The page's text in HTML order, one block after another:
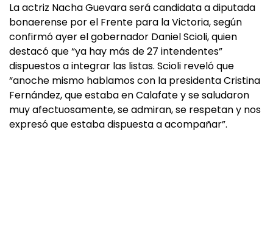
La actriz Nacha Guevara será candidata a diputada
bonaerense por el Frente para la Victoria, según
confirmó ayer el gobernador Daniel Scioli, quien
destacó que “ya hay más de 27 intendentes”
dispuestos a integrar las listas. Scioli reveló que
“anoche mismo hablamos con la presidenta Cristina
Fernández, que estaba en Calafate y se saludaron
muy afectuosamente, se admiran, se respetan y nos
expresó que estaba dispuesta a acompañar”.